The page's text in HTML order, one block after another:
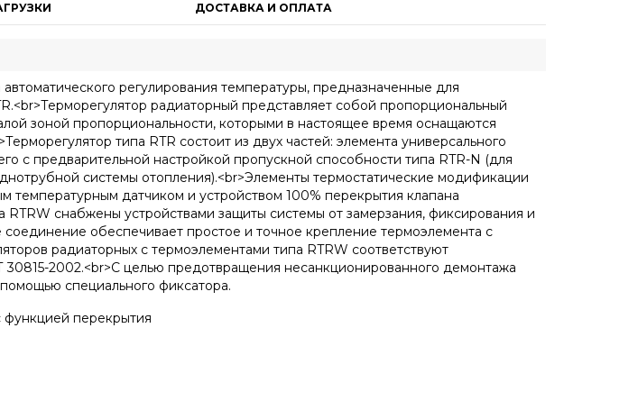
ДОСТАВКА И ОПЛАТА
регулирования температуры, предназначенные для
радиаторный представляет собой пропорциональный
зоной пропорциональности, которыми в настоящее время оснащаются
типа RTR состоит из двух частей: элемента универсального
с предварительной настройкой пропускной способности типа RTR-N (для
системы отопления).<br>Элементы термостатические модификации
температурным датчиком и устройством 100% перекрытия клапана
RTRW снабжены устройствами защиты системы от замерзания, фиксирования и
обеспечивает простое и точное крепление термоэлемента с
радиаторных с термоэлементами типа RTRW соответствуют
2002.<br>С целью предотвращения несанкционированного демонтажа
специального фиксатора.
перекрытия